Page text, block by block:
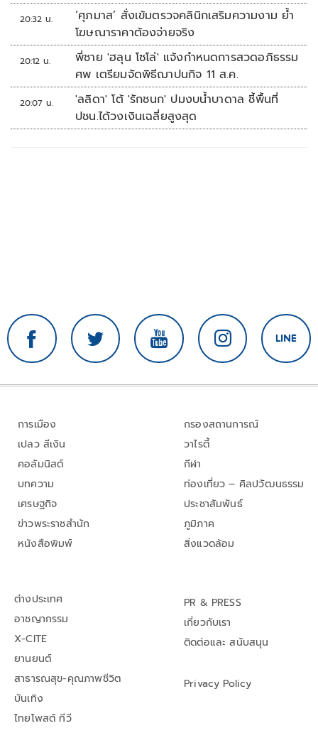
20:32 น.
‘ศุภมาส’ สั่งเข้มตรวจคลินิกเสริมความงาม ย้ำ
โฆษณาราคาต้องจ่ายจริง
20:12 น.
พี่ชาย 'ฮลุน โซโล่' แจ้งกำหนดการสวดอภิธรรม
ศพ เตรียมจัดพิธีฌาปนกิจ 11 ส.ค.
20:07 น.
'ลลิดา' โต้ 'รักชนก' ปมงบน้ำบาดาล ชี้พื้นที่
ปชน.ได้วงเงินเฉลี่ยสูงสุด
การเมือง
เปลว สีเงิน
คอลัมนิสต์
บทความ
เศรษฐกิจ
ข่าวพระราชสำนัก
หนังสือพิมพ์
กรองสถานการณ์
วาไรตี้
กีฬา
ท่องเที่ยว – ศิลปวัฒนธรรม
ประชาสัมพันธ์
ภูมิภาค
สิ่งแวดล้อม
ต่างประเทศ
อาชญากรรม
X-CITE
ยานยนต์
สาธารณสุข-คุณภาพชีวิต
บันเทิง
ไทยโพสต์ ทีวี
PR & PRESS
เกี่ยวกับเรา
ติดต่อและ สนับสนุน
Privacy Policy